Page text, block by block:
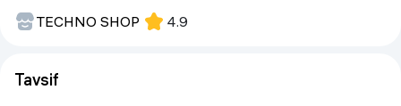
TECHNO SHOP
4.9
Tavsif